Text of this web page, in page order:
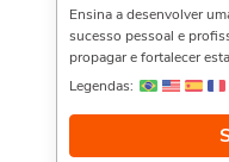
Ensina a desenvolver
sucesso pessoal e
propagar e fortalecer
de sustentação da
na sua carreira e muito
também o Curso de
Legendas: